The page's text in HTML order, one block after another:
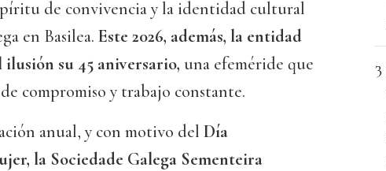
de convivencia y la identidad cultural
en Basilea. Este 2026, además, la entidad
su 45 aniversario, una efeméride que
compromiso y trabajo constante.
anual, y con motivo del Día
la Sociedade Galega Sementeira